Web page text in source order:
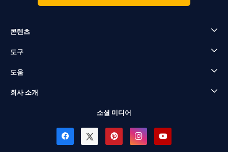
콘텐츠
도구
도움
회사 소개
소셜 미디어